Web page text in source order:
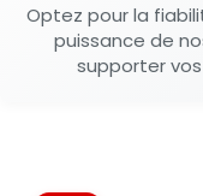
Optez pour la
puissance de
supporter